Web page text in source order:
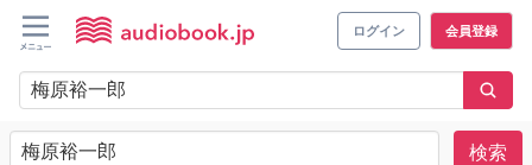
ログイン 会員登録
検索